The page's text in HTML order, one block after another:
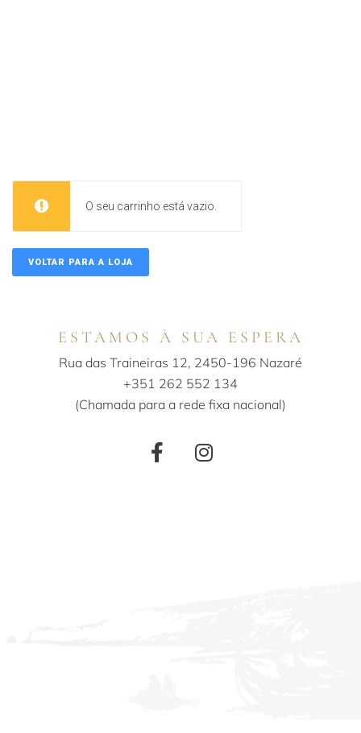
O seu carrinho está vazio.
VOLTAR PARA A LOJA
ESTAMOS À SUA ESPERA
Rua das Traineiras 12, 2450-196 Nazaré
+351 262 552 134
(Chamada para a rede fixa nacional)